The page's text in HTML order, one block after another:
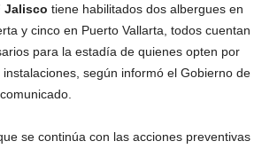
Jalisco tiene habilitados dos albergues en
y cinco en Puerto Vallarta, todos cuentan
para la estadía de quienes opten por
según informó el Gobierno de
se continúa con las acciones preventivas